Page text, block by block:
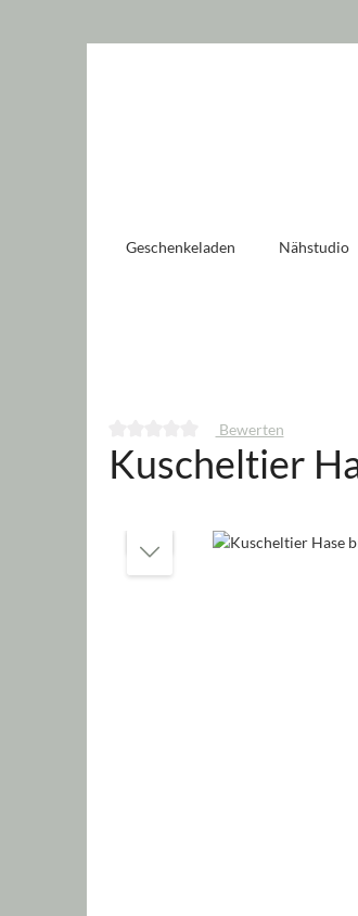
Geschenkeladen Nähstudio
Durchschnittliche Bewertung von 0
Bewerten
Kuscheltier
Bildergalerie überspringen